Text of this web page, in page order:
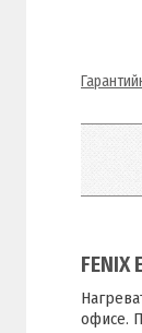
FENIX
офисе.